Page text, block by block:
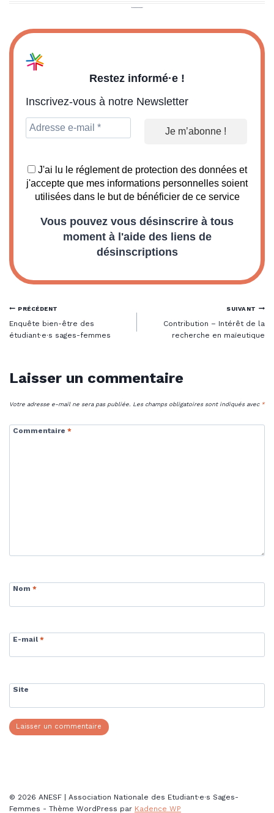
Restez informé·e !
Inscrivez-vous à notre Newsletter
J'ai lu le réglement de protection des données et
j'accepte que mes informations personnelles soient
utilisées dans le but de bénéficier de ce service
Vous pouvez vous désinscrire à tous
moment à l'aide des liens de
désinscriptions
Navigation
de
PRÉCÉDENT
Enquête bien-être des
étudiant·e·s sages-femmes
SUIVANT
Contribution – Intérêt de la
recherche en maïeutique
Laisser un commentaire
Votre adresse e-mail ne sera pas publiée. Les champs obligatoires sont indiqués avec *
Commentaire *
Nom *
E-mail *
Site
© 2026 ANESF | Association Nationale des Etudiant·e·s Sages-
Femmes - Thème WordPress par Kadence WP